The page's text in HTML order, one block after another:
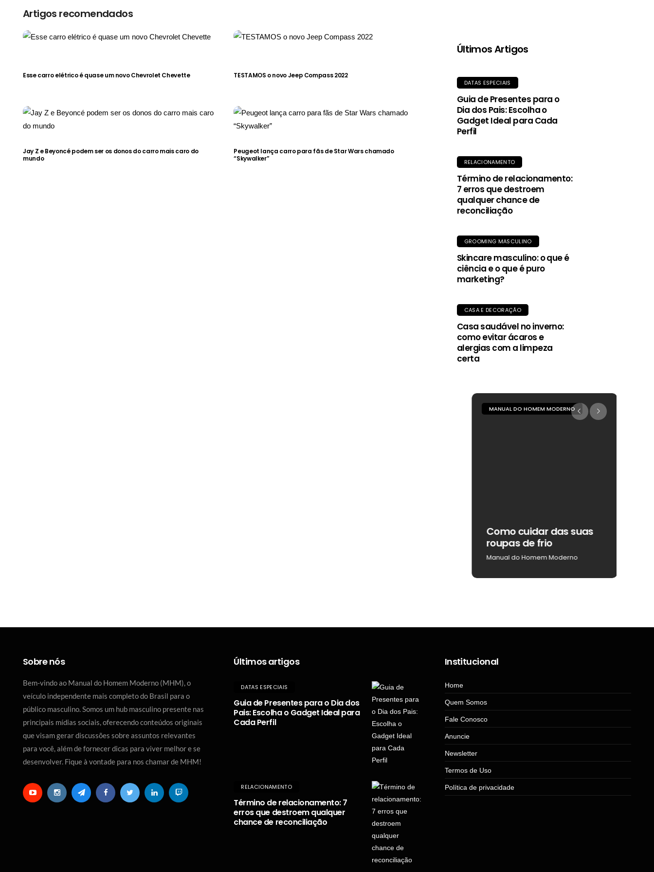
Artigos recomendados
Esse carro elétrico é quase um novo Chevrolet Chevette TESTAMOS o novo Jeep Compass 2022
Jay Z e Beyoncé podem ser os donos do carro mais caro do
mundo
Peugeot lança carro para fãs de Star Wars chamado
“Skywalker”
Últimos Artigos
DATAS ESPECIAIS
Guia de Presentes para o
Dia dos Pais: Escolha o
Gadget Ideal para Cada
Perfil
RELACIONAMENTO
Término de relacionamento:
7 erros que destroem
qualquer chance de
reconciliação
GROOMING MASCULINO
Skincare masculino: o que é
ciência e o que é puro
marketing?
CASA E DECORAÇÃO
Casa saudável no inverno:
como evitar ácaros e
alergias com a limpeza
certa
MANUAL DO HOMEM MODERNO
Como cuidar das suas
roupas de frio
Manual do Homem Moderno
Sobre nós
Bem-vindo ao Manual do Homem Moderno (MHM), o
veículo independente mais completo do Brasil para o
público masculino. Somos um hub masculino presente nas
principais mídias sociais, oferecendo conteúdos originais
que visam gerar discussões sobre assuntos relevantes
para você, além de fornecer dicas para viver melhor e se
desenvolver. Fique à vontade para nos chamar de MHM!
Últimos artigos
DATAS ESPECIAIS
Guia de Presentes para o Dia dos
Pais: Escolha o Gadget Ideal para
Cada Perfil
RELACIONAMENTO
Término de relacionamento: 7
erros que destroem qualquer
chance de reconciliação
Institucional
Home
Quem Somos
Fale Conosco
Anuncie
Newsletter
Termos de Uso
Política de privacidade